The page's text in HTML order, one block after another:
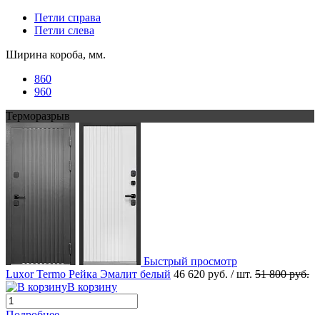
Петли справа
Петли слева
Ширина короба, мм.
860
960
Терморазрыв
Быстрый просмотр
Luxor Termo Рейка Эмалит белый 46 620 руб. / шт. 51 800 руб.
В корзину